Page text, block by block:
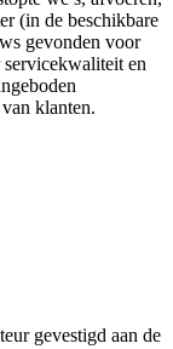
(in de beschikbare
gevonden voor
en
klanten.
gevestigd aan de